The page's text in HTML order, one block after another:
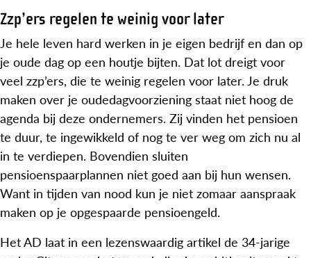
Zzp’ers regelen te weinig voor later
Je hele leven hard werken in je eigen bedrijf en dan op
je oude dag op een houtje bijten. Dat lot dreigt voor
veel zzp’ers, die te weinig regelen voor later. Je druk
maken over je oudedagvoorziening staat niet hoog de
agenda bij deze ondernemers. Zij vinden het pensioen
te duur, te ingewikkeld of nog te ver weg om zich nu al
in te verdiepen. Bovendien sluiten
pensioenspaarplannen niet goed aan bij hun wensen.
Want in tijden van nood kun je niet zomaar aanspraak
maken op je opgespaarde pensioengeld.
Het AD laat in een lezenswaardig artikel de 34-jarige